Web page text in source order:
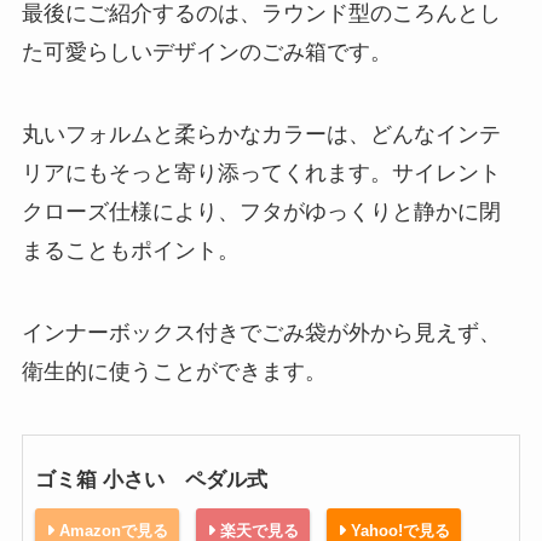
最後にご紹介するのは、ラウンド型のころんとし
た可愛らしいデザインのごみ箱です。
丸いフォルムと柔らかなカラーは、どんなインテ
リアにもそっと寄り添ってくれます。サイレント
クローズ仕様により、フタがゆっくりと静かに閉
まることもポイント。
インナーボックス付きでごみ袋が外から見えず、
衛生的に使うことができます。
ゴミ箱 小さい ペダル式
Amazonで見る 楽天で見る Yahoo!で見る